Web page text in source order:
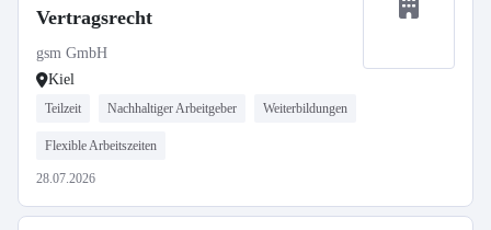
Vertragsrecht
gsm GmbH
Kiel
Teilzeit Nachhaltiger Arbeitgeber Weiterbildungen
Flexible Arbeitszeiten
28.07.2026